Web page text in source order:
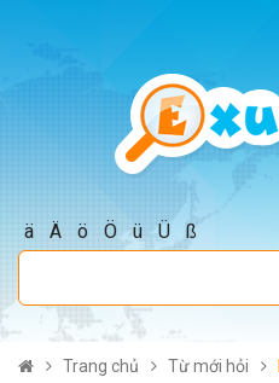
ä Ä ö Ö ü Ü ß
Trang chủ Từ mới hỏi